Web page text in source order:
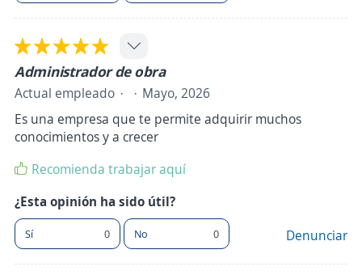
Administrador de obra
Actual empleado
Mayo, 2026
Es una empresa que te permite adquirir muchos
conocimientos y a crecer
Recomienda trabajar aquí
¿Esta opinión ha sido útil?
Sí 0 No 0 Denunciar